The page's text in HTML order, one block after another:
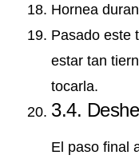
Hornea
Pasado este
estar tan
tocarla.
3.4.
El paso final